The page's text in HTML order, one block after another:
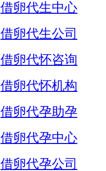
借卵代生中心
借卵代生公司
借卵代怀咨询
借卵代怀机构
借卵代孕助孕
借卵代孕中心
借卵代孕公司